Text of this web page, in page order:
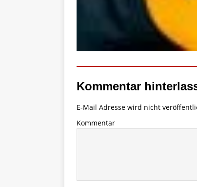
Kommentar
E-Mail Adresse wird nicht
Kommentar